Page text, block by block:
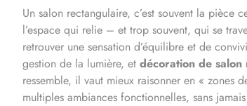
Un salon rectangulaire, c’est souvent la pièce
l’espace qui relie – et trop souvent, qui se
retrouver une sensation d’équilibre et de
gestion de la lumière, et décoration de
ressemble, il vaut mieux raisonner en « zones
multiples ambiances fonctionnelles, sans